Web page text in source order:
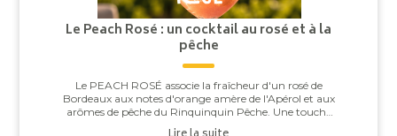
Le Peach Rosé : un cocktail au rosé et à la
pêche
Le PEACH ROSÉ associe la fraîcheur d'un rosé de
Bordeaux aux notes d'orange amère de l'Apérol et aux
arômes de pêche du Rinquinquin Pêche. Une touche